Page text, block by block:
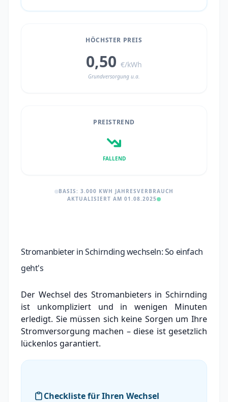
HÖCHSTER PREIS
0,50 €/kWh
Grundversorgung u.a.
PREISTREND
FALLEND
BASIS: 3.000 KWH JAHRESVERBRAUCH
AKTUALISIERT AM 01.08.2025
Stromanbieter in Schirnding wechseln: So einfach
geht's
Der Wechsel des Stromanbieters in Schirnding
ist unkompliziert und in wenigen Minuten
erledigt. Sie müssen sich keine Sorgen um Ihre
Stromversorgung machen – diese ist gesetzlich
lückenlos garantiert.
Checkliste für Ihren Wechsel